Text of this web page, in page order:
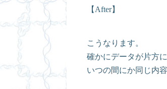
【After】
こうなります。
確かにデータが片方
いつの間にか同じ内